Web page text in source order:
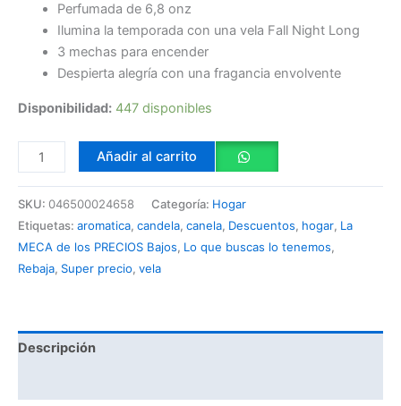
Perfumada de 6,8 onz
Ilumina la temporada con una vela Fall Night Long
3 mechas para encender
Despierta alegría con una fragancia envolvente
Disponibilidad: 447 disponibles
Añadir al carrito
SKU: 046500024658 Categoría: Hogar
Etiquetas: aromatica, candela, canela, Descuentos, hogar, La
MECA de los PRECIOS Bajos, Lo que buscas lo tenemos,
Rebaja, Super precio, vela
Descripción